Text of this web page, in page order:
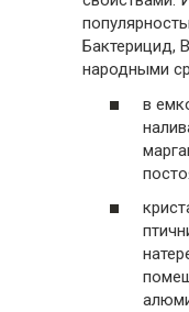
Бактерицид,
народными
в